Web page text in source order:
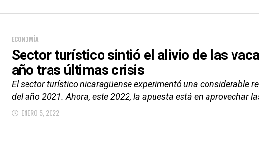
ECONOMÍA
Sector turístico sintió el alivio de las
año tras últimas crisis
El sector turístico nicaragüense experimentó una considerable
del año 2021. Ahora, este 2022, la apuesta está en aprovechar
ENERO 5, 2022